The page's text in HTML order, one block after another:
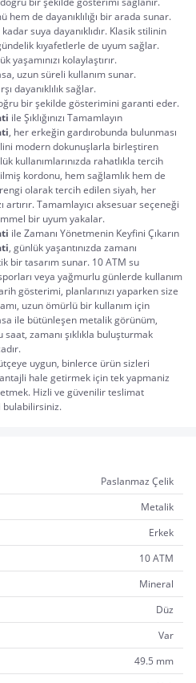
hem de dayanıklılığı bir arada sunar.
suya dayanıklıdır. Klasik stilinin
kıyafetlerle de uyum sağlar.
kolaylaştırır.
uzun süreli kullanım sunar.
dayanıklılık sağlar.
bir şekilde gösterimini garanti eder.
ile Şıklığınızı Tamamlayın
, her erkeğin gardırobunda bulunması
modern dokunuşlarla birleştiren
kullanımlarınızda rahatlıkla tercih
kordonu, hem sağlamlık hem de
olarak tercih edilen siyah, her
artırır. Tamamlayıcı aksesuar seçeneği
bir uyum yakalar.
ile Zamanı Yönetmenin Keyfini Çıkarın
, günlük yaşantınızda zamanı
bir tasarım sunar. 10 ATM su
veya yağmurlu günlerde kullanım
gösterimi, planlarınızı yaparken size
uzun ömürlü bir kullanım için
ile bütünleşen metalik görünüm,
zamanı şıklıkla buluşturmak
uygun, binlerce ürün sizleri
hale getirmek için tek yapmaniz
Hizli ve güvenilir teslimat
bulabilirsiniz.
Paslanmaz Çelik
Metalik
Erkek
10 ATM
Mineral
Düz
Var
49.5 mm